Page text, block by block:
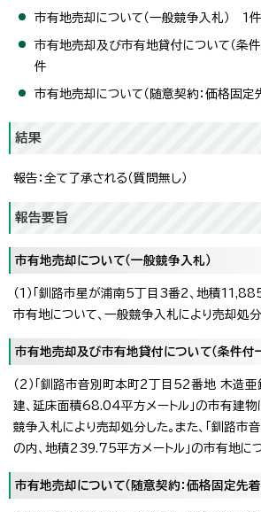
市有地売却について（一般競争入札） 1件
市有地売却及び市有地貸付について（条
件
市有地売却について（随意契約：価格固
結果
報告：全て了承される（質問無し）
報告要旨
市有地売却について（一般競争入札）
（1）「釧路市星が浦南5丁目3番2、地積
市有地について、一般競争入札により売却処分
市有地売却及び市有地貸付について（条件付
（2）「釧路市音別町本町2丁目52番地 木造
建、延床面積68.04平方メートル」の市有建物
競争入札により売却処分した。また、「釧路
の内、地積239.75平方メートル」の市有地につ
市有地売却について（随意契約：価格固定先着